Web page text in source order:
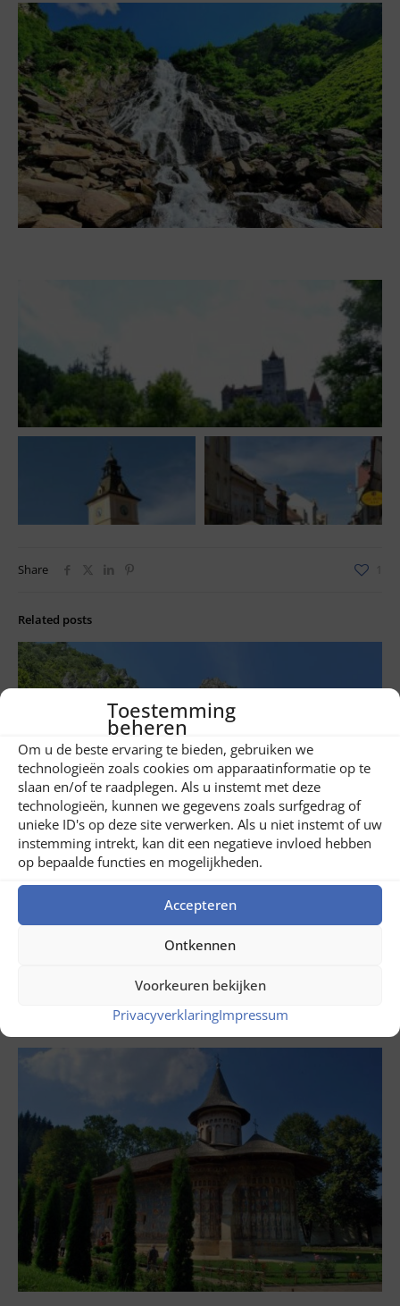
Toestemming
beheren
Om u de beste ervaring te bieden, gebruiken we
technologieën zoals cookies om apparaatinformatie op te
slaan en/of te raadplegen. Als u instemt met deze
technologieën, kunnen we gegevens zoals surfgedrag of
unieke ID's op deze site verwerken. Als u niet instemt of uw
instemming intrekt, kan dit een negatieve invloed hebben
op bepaalde functies en mogelijkheden.
Accepteren
Ontkennen
Voorkeuren bekijken
PrivacyverklaringImpressum
Share
Related posts